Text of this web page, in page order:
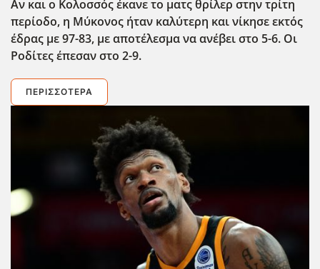
Αν και ο Κολοσσός έκανε το ματς θρίλερ στην τρίτη
περίοδο, η Μύκονος ήταν καλύτερη και νίκησε εκτός
έδρας με 97-83, με αποτέλεσμα να ανέβει στο 5-6. Οι
Ροδίτες έπεσαν στο 2-9.
ΠΕΡΙΣΣΌΤΕΡΑ